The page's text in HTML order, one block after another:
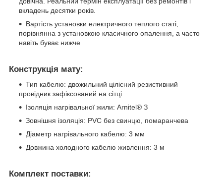
вкладень десятки років.
Вартість установки електричного теплого статі,
порівнянна з установкою класичного опалення, а часто
навіть буває нижче
Конструкція мату:
Тип кабелю: двожильний цілісний резистивний
провідник зафіксований на сітці
Ізоляція нагрівальної жили: Arnitel® З
Зовнішня ізоляція: PVC без свинцю, помаранчева
Діаметр нагрівального кабелю: 3 мм
Довжина холодного кабелю живлення: 3 м
Комплект поставки: